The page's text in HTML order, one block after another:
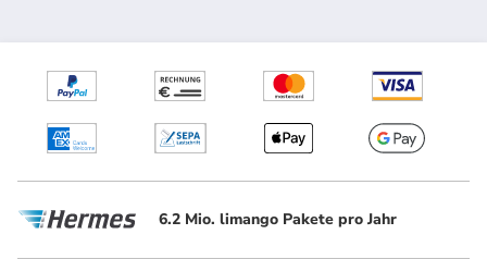
6.2 Mio. limango Pakete pro Jahr